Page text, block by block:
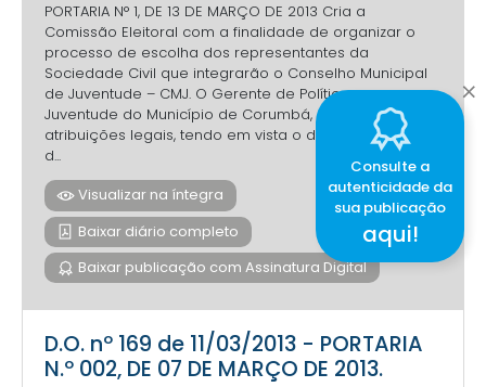
PORTARIA N° 1, DE 13 DE MARÇO DE 2013 Cria a
Comissão Eleitoral com a finalidade de organizar o
processo de escolha dos representantes da
Sociedade Civil que integrarão o Conselho Municipal
de Juventude – CMJ. O Gerente de Políticas para a
Juventude do Município de Corumbá, no uso de suas
atribuições legais, tendo em vista o disposto no § 2º
d...
Visualizar na íntegra
Baixar diário completo
Baixar publicação com Assinatura Digital
D.O. nº 169 de 11/03/2013 - PORTARIA
N.º 002, DE 07 DE MARÇO DE 2013.
Consulte a
autenticidade da
sua publicação
aqui!